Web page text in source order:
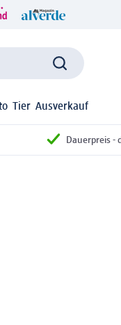
Tier Ausverkauf
Dauerpreis -